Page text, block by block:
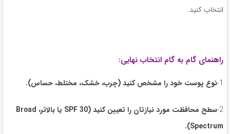
انتخاب کنید.
راهنمای گام به گام انتخاب نهایی:
1- نوع پوست خود را مشخص کنید(چرب، خشک، مختلط، حساس).
2- سطح محافظت مورد نیازتان را تعیین کنید(SPF 30 یا بالاتر، Broad
Spectrum).